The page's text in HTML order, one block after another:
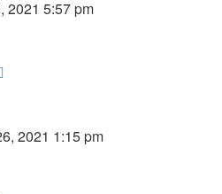
2021 5:57 pm
2021 1:15 pm